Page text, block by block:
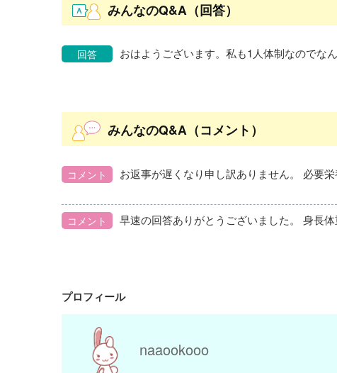
みんなのQ&A（回答）
回答
みんなのQ&A（コメント）
コメント
コメント
プロフィール
naaookooo